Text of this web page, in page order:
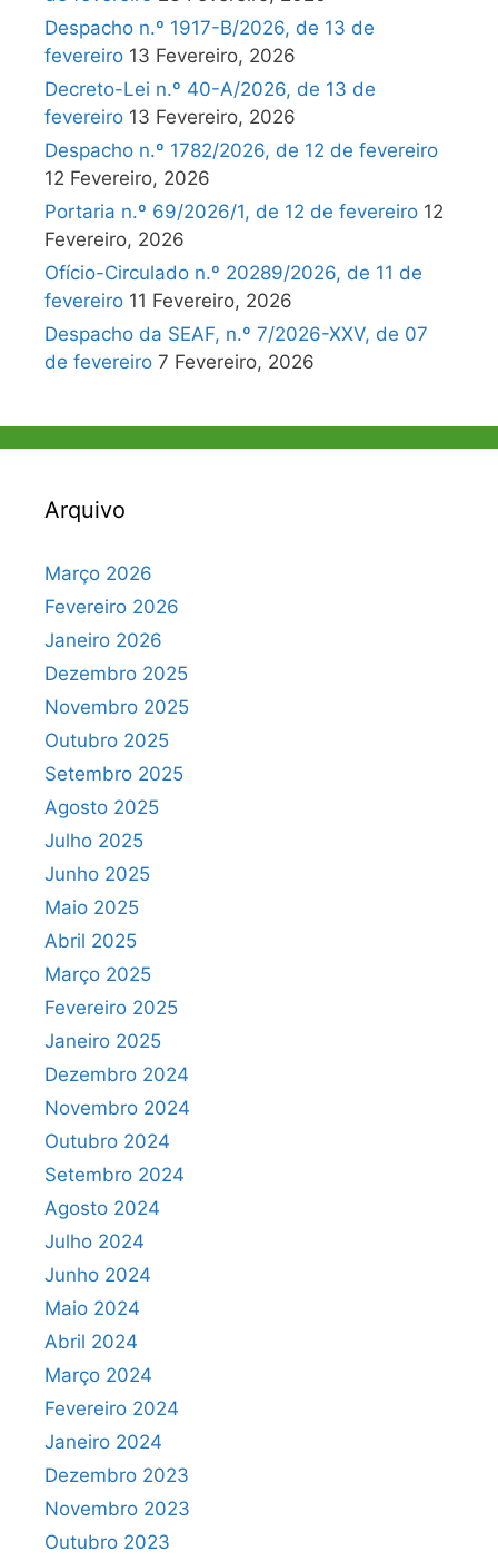
Despacho n.º 1917-B/2026, de 13 de
fevereiro 13 Fevereiro, 2026
Decreto-Lei n.º 40-A/2026, de 13 de
fevereiro 13 Fevereiro, 2026
Despacho n.º 1782/2026, de 12 de fevereiro
12 Fevereiro, 2026
Portaria n.º 69/2026/1, de 12 de fevereiro 12
Fevereiro, 2026
Ofício-Circulado n.º 20289/2026, de 11 de
fevereiro 11 Fevereiro, 2026
Despacho da SEAF, n.º 7/2026-XXV, de 07
de fevereiro 7 Fevereiro, 2026
Arquivo
Março 2026
Fevereiro 2026
Janeiro 2026
Dezembro 2025
Novembro 2025
Outubro 2025
Setembro 2025
Agosto 2025
Julho 2025
Junho 2025
Maio 2025
Abril 2025
Março 2025
Fevereiro 2025
Janeiro 2025
Dezembro 2024
Novembro 2024
Outubro 2024
Setembro 2024
Agosto 2024
Julho 2024
Junho 2024
Maio 2024
Abril 2024
Março 2024
Fevereiro 2024
Janeiro 2024
Dezembro 2023
Novembro 2023
Outubro 2023